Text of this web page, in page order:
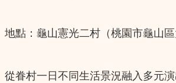
地點：龜山憲光二村（桃園市龜山區
從眷村一日不同生活景況融入多元